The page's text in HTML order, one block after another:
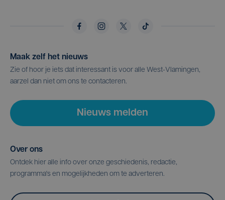
Maak zelf het nieuws
Zie of hoor je iets dat interessant is voor alle West-Vlamingen,
aarzel dan niet om ons te contacteren.
Nieuws melden
Over ons
Ontdek hier alle info over onze geschiedenis, redactie,
programma's en mogelijkheden om te adverteren.